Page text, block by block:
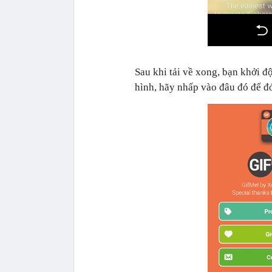
Sau khi tải về xong, bạn khởi
hình, hãy nhấp vào đâu đó để